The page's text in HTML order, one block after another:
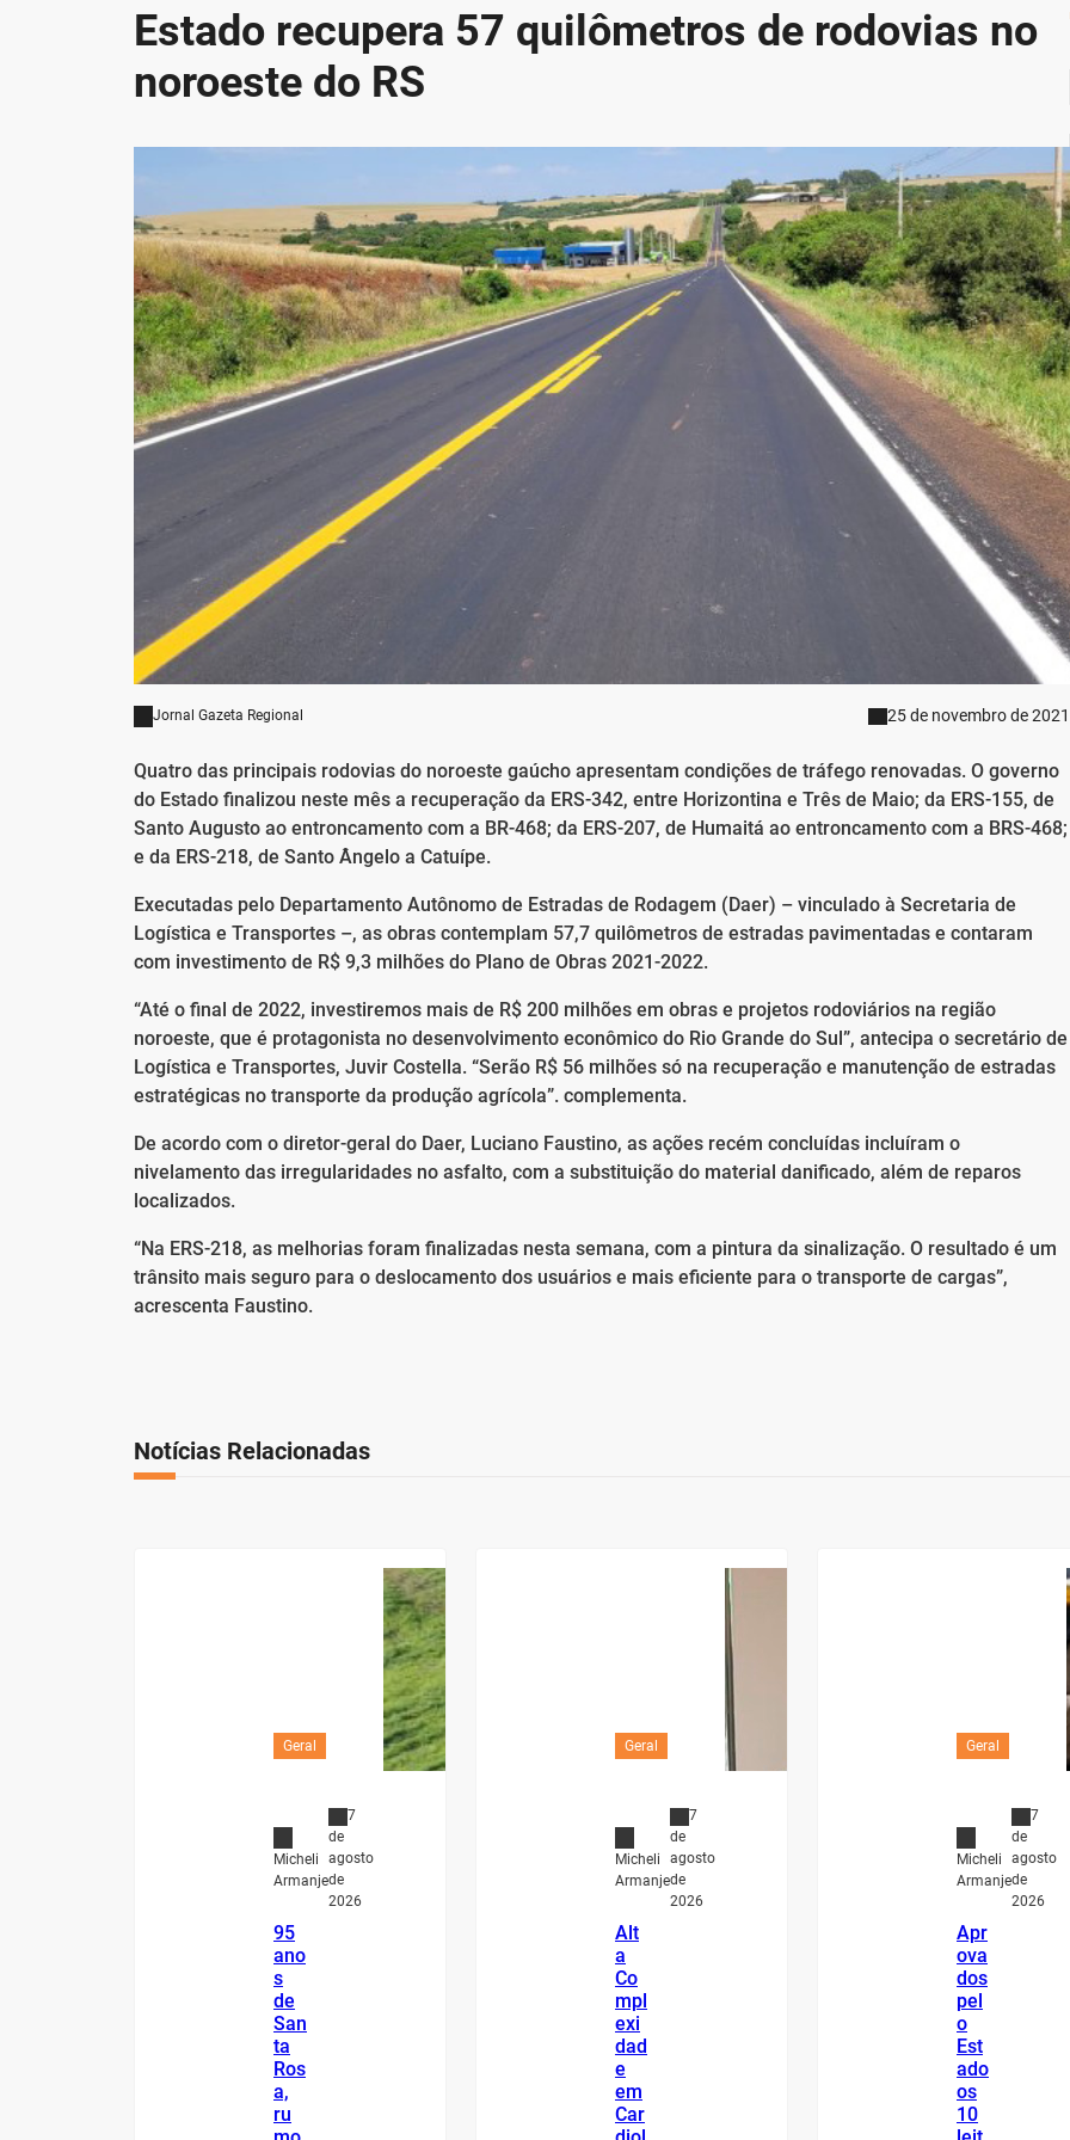
Estado recupera 57 quilômetros de rodovias no
noroeste do RS
Jornal Gazeta Regional 25 de novembro de 2021
Quatro das principais rodovias do noroeste gaúcho apresentam condições de tráfego renovadas. O governo
do Estado finalizou neste mês a recuperação da ERS-342, entre Horizontina e Três de Maio; da ERS-155, de
Santo Augusto ao entroncamento com a BR-468; da ERS-207, de Humaitá ao entroncamento com a BRS-468;
e da ERS-218, de Santo Ângelo a Catuípe.
Executadas pelo Departamento Autônomo de Estradas de Rodagem (Daer) – vinculado à Secretaria de
Logística e Transportes –, as obras contemplam 57,7 quilômetros de estradas pavimentadas e contaram
com investimento de R$ 9,3 milhões do Plano de Obras 2021-2022.
“Até o final de 2022, investiremos mais de R$ 200 milhões em obras e projetos rodoviários na região
noroeste, que é protagonista no desenvolvimento econômico do Rio Grande do Sul”, antecipa o secretário de
Logística e Transportes, Juvir Costella. “Serão R$ 56 milhões só na recuperação e manutenção de estradas
estratégicas no transporte da produção agrícola”. complementa.
De acordo com o diretor-geral do Daer, Luciano Faustino, as ações recém concluídas incluíram o
nivelamento das irregularidades no asfalto, com a substituição do material danificado, além de reparos
localizados.
“Na ERS-218, as melhorias foram finalizadas nesta semana, com a pintura da sinalização. O resultado é um
trânsito mais seguro para o deslocamento dos usuários e mais eficiente para o transporte de cargas”,
acrescenta Faustino.
Notícias Relacionadas
Geral
Micheli
Armanje
7
de
agosto
de
2026
95
ano
s
de
San
ta
Ros
a,
ru
Geral
Micheli
Armanje
7
de
agosto
de
2026
Alt
a
Co
mpl
exi
dad
e
em
Car
Geral
Micheli
Armanje
7
de
agosto
de
2026
Apr
ova
dos
pel
o
Est
ado
os
10